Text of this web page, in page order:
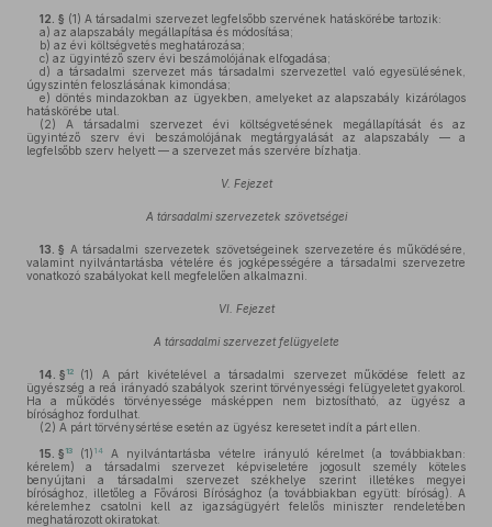
12. § (1) A társadalmi szervezet legfelsőbb szervének hatáskörébe tartozik:
a) az alapszabály megállapítása és módosítása;
b) az évi költségvetés meghatározása;
c) az ügyintéző szerv évi beszámolójának elfogadása;
d) a társadalmi szervezet más társadalmi szervezettel való egyesülésének,
úgyszintén feloszlásának kimondása;
e) döntés mindazokban az ügyekben, amelyeket az alapszabály kizárólagos
hatáskörébe utal.
(2) A társadalmi szervezet évi költségvetésének megállapítását és az
ügyintéző szerv évi beszámolójának megtárgyalását az alapszabály — a
legfelsőbb szerv helyett — a szervezet más szervére bízhatja.
V. Fejezet
A társadalmi szervezetek szövetségei
13. § A társadalmi szervezetek szövetségeinek szervezetére és működésére,
valamint nyilvántartásba vételére és jogképességére a társadalmi szervezetre
vonatkozó szabályokat kell megfelelően alkalmazni.
VI. Fejezet
A társadalmi szervezet felügyelete
14. § 12 (1)
A párt kivételével a társadalmi szervezet működése felett az
ügyészség a reá irányadó szabályok szerint törvényességi felügyeletet gyakorol.
Ha a működés törvényessége másképpen nem biztosítható, az ügyész a
bírósághoz fordulhat.
(2) A párt törvénysértése esetén az ügyész keresetet indít a párt ellen.
15. § 13 (1) 14
A nyilvántartásba vételre irányuló kérelmet (a továbbiakban:
kérelem) a társadalmi szervezet képviseletére jogosult személy köteles
benyújtani a társadalmi szervezet székhelye szerint illetékes megyei
bírósághoz, illetőleg a Fővárosi Bírósághoz (a továbbiakban együtt: bíróság). A
kérelemhez csatolni kell az igazságügyért felelős miniszter rendeletében
meghatározott okiratokat.